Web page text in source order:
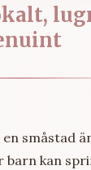
småstad
barn kan